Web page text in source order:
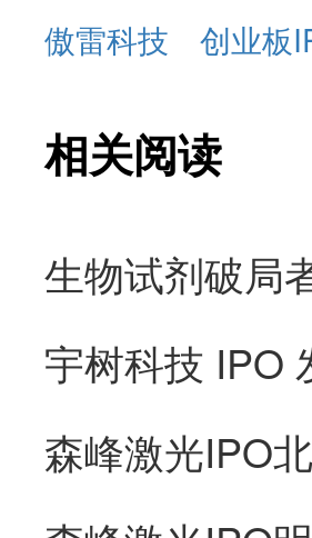
傲雷科技 创业板
相关阅读